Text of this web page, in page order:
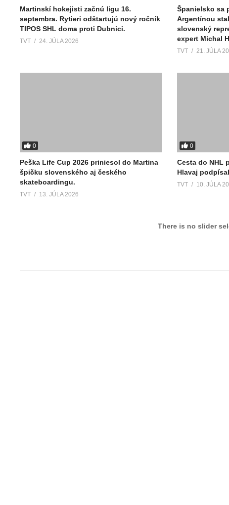
Martinskí hokejisti začnú ligu 16.
septembra. Rytieri odštartujú nový ročník
TIPOS SHL doma proti Dubnici.
TVT 24. JÚLA 2026
Španielsko sa
Argentínou
slovenský
expert Michal
TVT 21. JÚLA
0
Peška Life Cup 2026 priniesol do Martina
špičku slovenského aj českého
skateboardingu.
TVT 13. JÚLA 2026
0
Cesta do NHL
Hlavaj
TVT 10. JÚLA
There is no slider